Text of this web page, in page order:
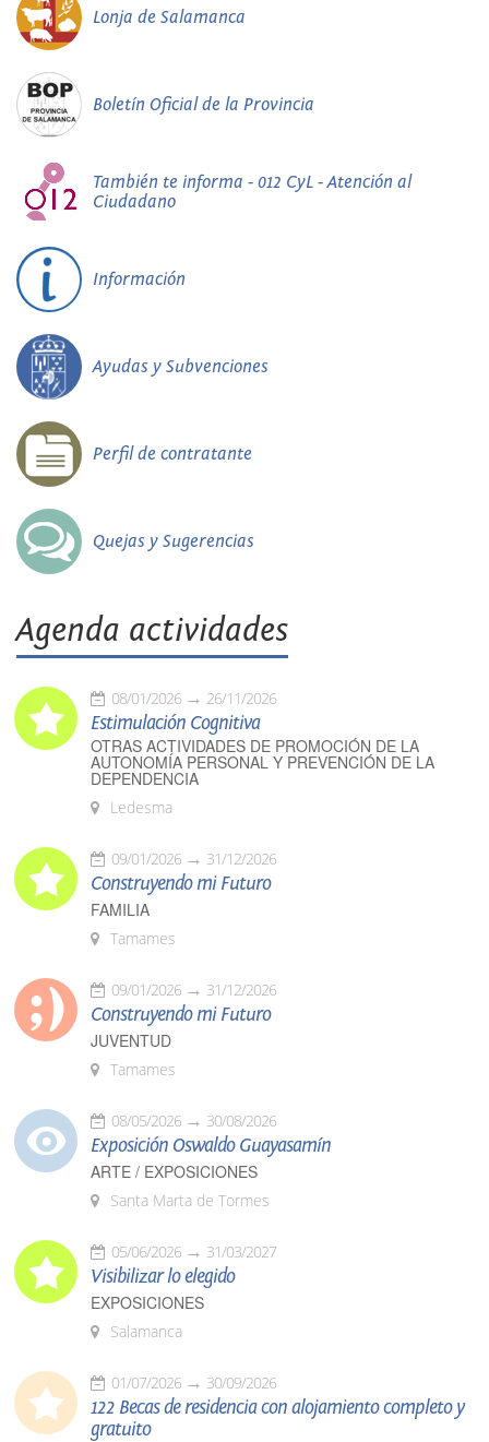
Lonja de Salamanca
Boletín Oficial de la Provincia
También te informa - 012 CyL - Atención al
Ciudadano
Información
Ayudas y Subvenciones
Perfil de contratante
Quejas y Sugerencias
Agenda actividades
08/01/2026 26/11/2026
Estimulación Cognitiva
OTRAS ACTIVIDADES DE PROMOCIÓN DE LA
AUTONOMÍA PERSONAL Y PREVENCIÓN DE LA
DEPENDENCIA
Ledesma
09/01/2026 31/12/2026
Construyendo mi Futuro
FAMILIA
Tamames
09/01/2026 31/12/2026
Construyendo mi Futuro
JUVENTUD
Tamames
08/05/2026 30/08/2026
Exposición Oswaldo Guayasamín
ARTE / EXPOSICIONES
Santa Marta de Tormes
05/06/2026 31/03/2027
Visibilizar lo elegido
EXPOSICIONES
Salamanca
01/07/2026 30/09/2026
122 Becas de residencia con alojamiento completo y
gratuito